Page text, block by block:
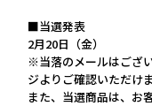
■当選発表
2月20日（金）
※当落のメールはござ
ジよりご確認いただけま
また、当選商品は、お